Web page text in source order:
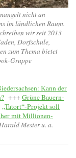
nicht an
im ländlichen Raum.
wir seit 2013
Dorfschule,
zum Thema bietet
Gruppe
Kann der
+++ Grüne Bauern-
„Tatort“-Projekt soll
mit Millionen-
Mester u. a.